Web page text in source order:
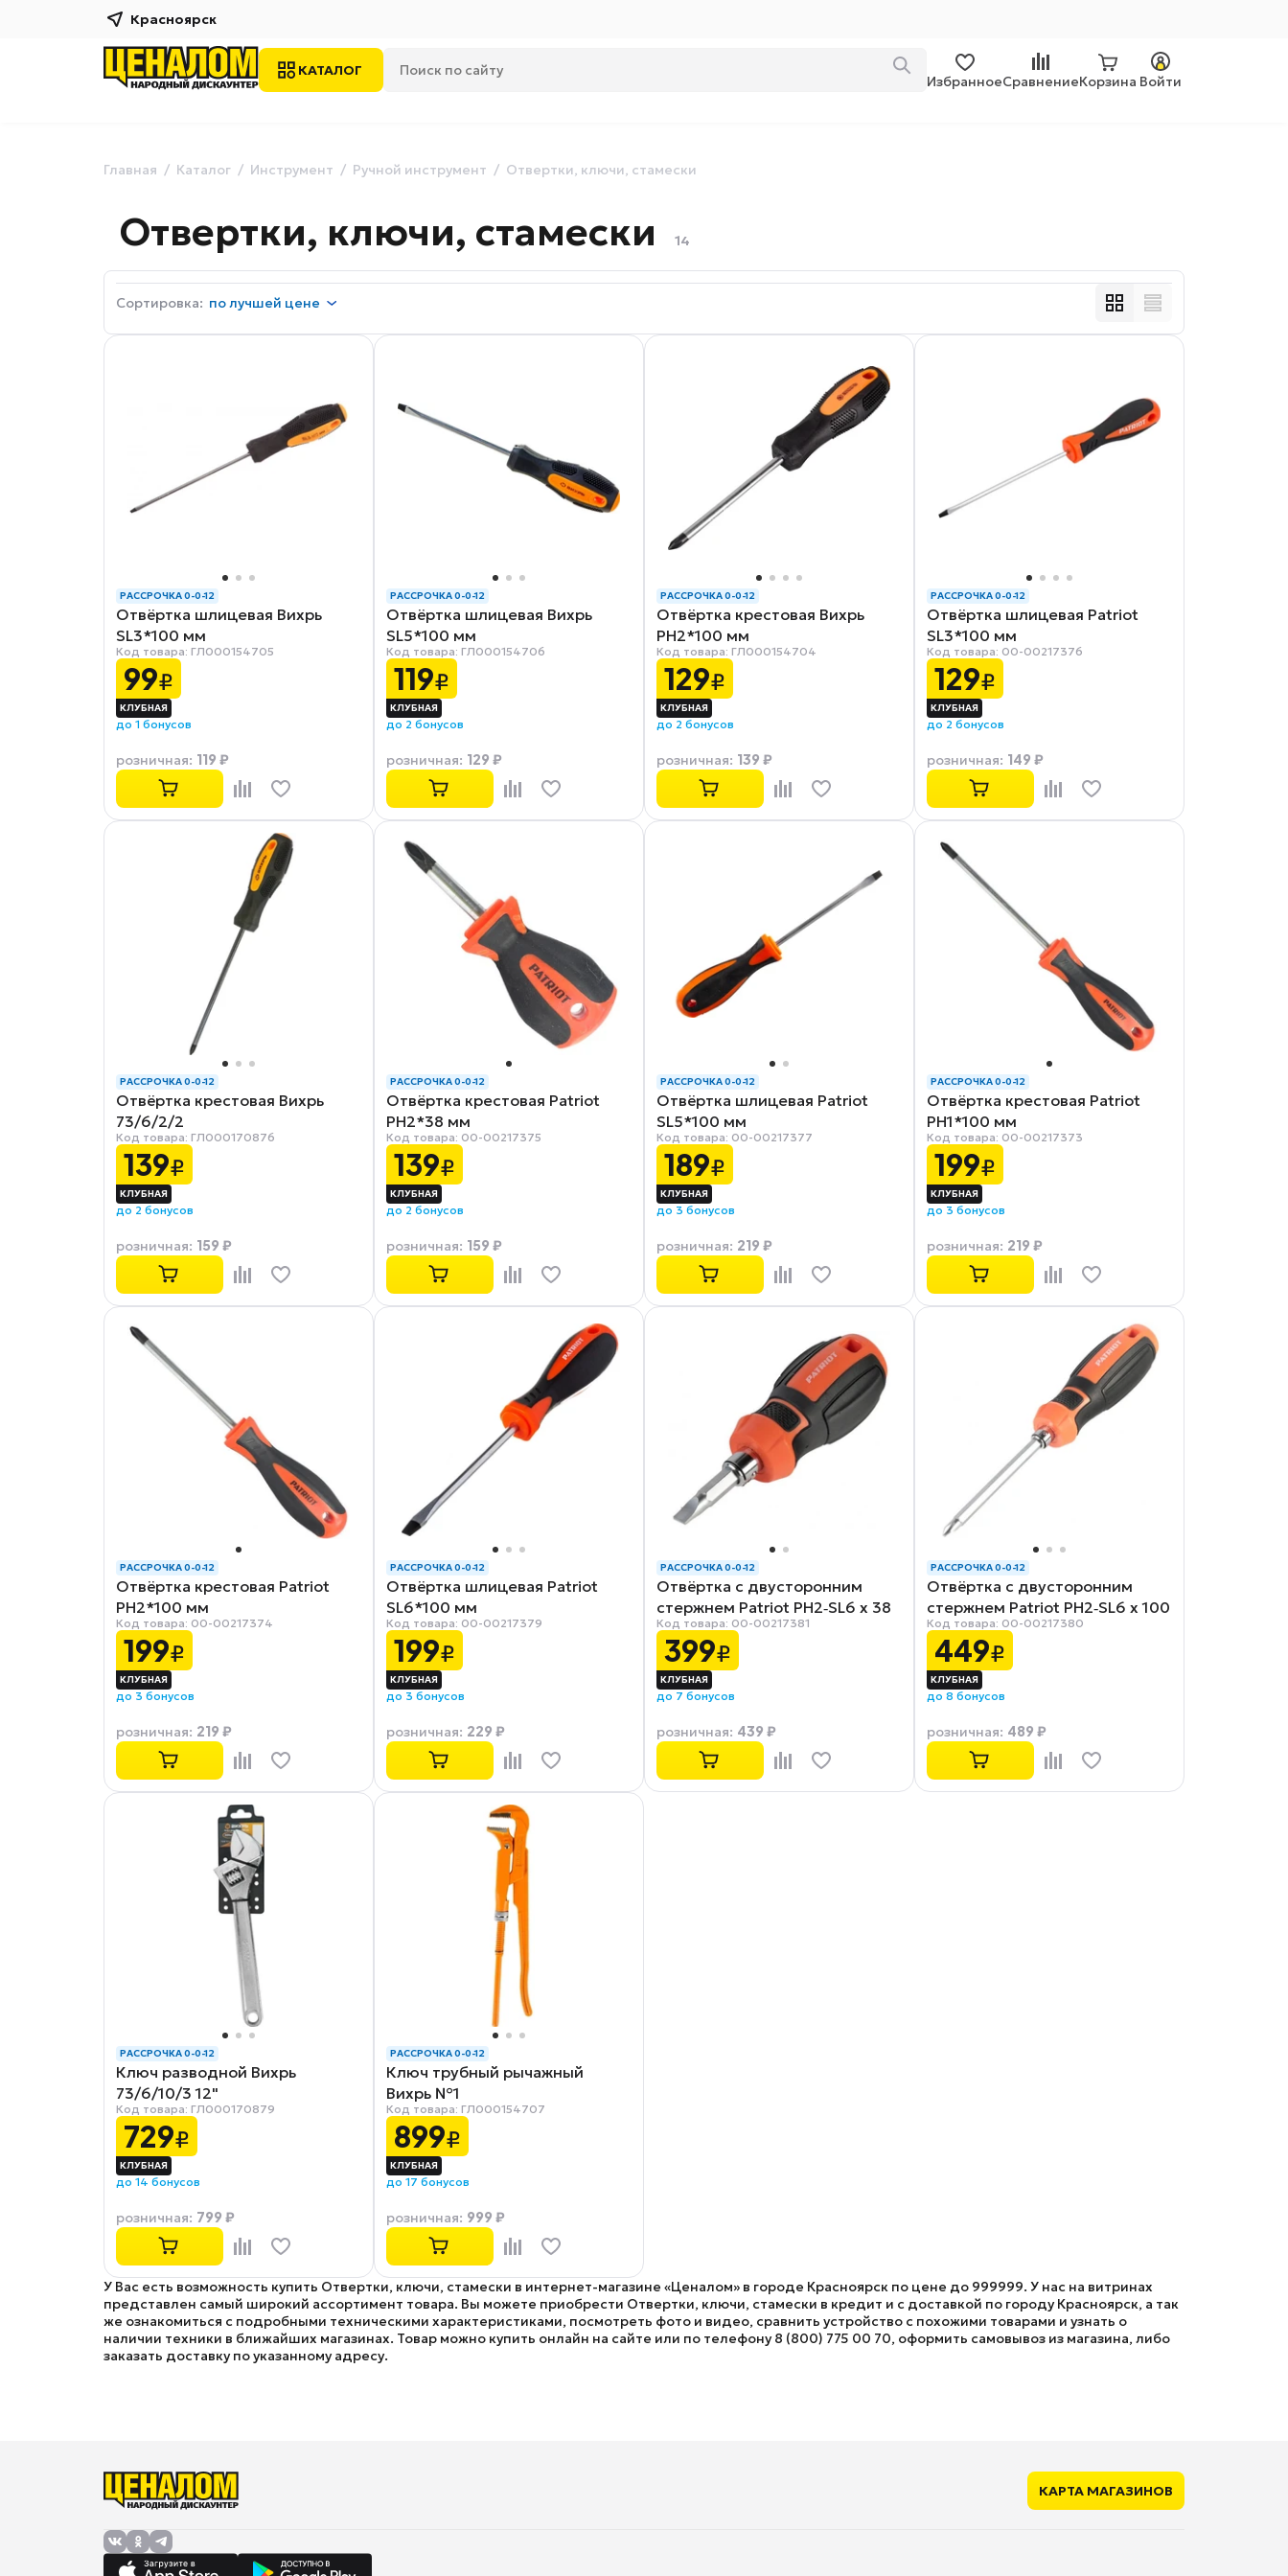
Красноярск
КАТАЛОГ
ИзбранноеСравнениеКорзина Войти
Главная Каталог Инструмент Ручной инструмент Отвертки, ключи, стамески
Отвертки, ключи, стамески 14
Сортировка: получшей цене
РАССРОЧКА 0-0-12
Отвёртка шлицевая Вихрь
SL3*100 мм
Код товара: ГЛ000154705
99₽
до 1 бонусов
розничная: 119 ₽
РАССРОЧКА 0-0-12
Отвёртка шлицевая Вихрь
SL5*100 мм
Код товара: ГЛ000154706
119₽
до 2 бонусов
розничная: 129 ₽
РАССРОЧКА 0-0-12
Отвёртка крестовая Вихрь
PH2*100 мм
Код товара: ГЛ000154704
129₽
до 2 бонусов
розничная: 139 ₽
РАССРОЧКА 0-0-12
Отвёртка шлицевая Patriot
SL3*100 мм
Код товара: 00-00217376
129₽
до 2 бонусов
розничная: 149 ₽
РАССРОЧКА 0-0-12
Отвёртка крестовая Вихрь
73/6/2/2
Код товара: ГЛ000170876
139₽
до 2 бонусов
розничная: 159 ₽
РАССРОЧКА 0-0-12
Отвёртка крестовая Patriot
PH2*38 мм
Код товара: 00-00217375
139₽
до 2 бонусов
розничная: 159 ₽
РАССРОЧКА 0-0-12
Отвёртка шлицевая Patriot
SL5*100 мм
Код товара: 00-00217377
189₽
до 3 бонусов
розничная: 219 ₽
РАССРОЧКА 0-0-12
Отвёртка крестовая Patriot
PH1*100 мм
Код товара: 00-00217373
199₽
до 3 бонусов
розничная: 219 ₽
РАССРОЧКА 0-0-12
Отвёртка крестовая Patriot
PH2*100 мм
Код товара: 00-00217374
199₽
до 3 бонусов
розничная: 219 ₽
РАССРОЧКА 0-0-12
Отвёртка шлицевая Patriot
SL6*100 мм
Код товара: 00-00217379
199₽
до 3 бонусов
розничная: 229 ₽
РАССРОЧКА 0-0-12
Отвёртка с двусторонним
стержнем Patriot PH2‑SL6 x 38
Код товара: 00-00217381
399₽
до 7 бонусов
розничная: 439 ₽
РАССРОЧКА 0-0-12
Отвёртка с двусторонним
стержнем Patriot PH2‑SL6 x 100
Код товара: 00-00217380
449₽
до 8 бонусов
розничная: 489 ₽
РАССРОЧКА 0-0-12
Ключ разводной Вихрь
73/6/10/3 12"
Код товара: ГЛ000170879
729₽
до 14 бонусов
розничная: 799 ₽
РАССРОЧКА 0-0-12
Ключ трубный рычажный
Вихрь №1
Код товара: ГЛ000154707
899₽
до 17 бонусов
розничная: 999 ₽
У Вас есть возможность купить Отвертки, ключи, стамески в интернет-магазине «Ценалом» в городе Красноярск по цене до 999999. У нас на витринах
представлен самый широкий ассортимент товара. Вы можете приобрести Отвертки, ключи, стамески в кредит и с доставкой по городу Красноярск, а так
же ознакомиться с подробными техническими характеристиками, посмотреть фото и видео, сравнить устройство с похожими товарами и узнать о
наличии техники в ближайших магазинах. Товар можно купить онлайн на сайте или по телефону 8 (800) 775 00 70, оформить самовывоз из магазина, либо
заказать доставку по указанному адресу.
КАРТА МАГАЗИНОВ